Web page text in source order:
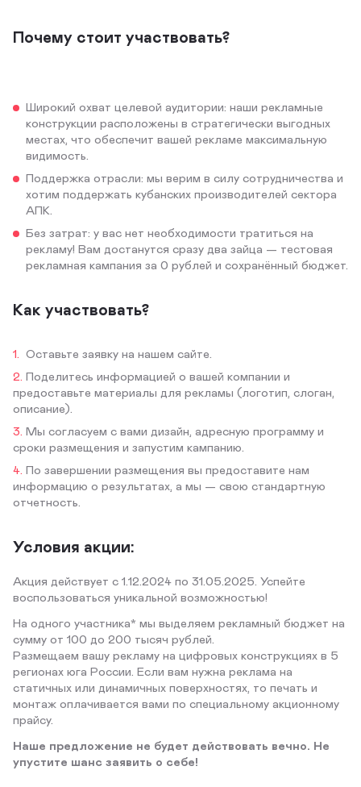
Почему стоит участвовать?
Широкий охват целевой аудитории: наши рекламные
конструкции расположены в стратегически выгодных
местах, что обеспечит вашей рекламе максимальную
видимость.
Поддержка отрасли: мы верим в силу сотрудничества и
хотим поддержать кубанских производителей сектора
АПК.
Без затрат: у вас нет необходимости тратиться на
рекламу! Вам достанутся сразу два зайца — тестовая
рекламная кампания за 0 рублей и сохранённый бюджет.
Как участвовать?
Оставьте заявку на нашем сайте.
Поделитесь информацией о вашей компании и
предоставьте материалы для рекламы (логотип, слоган,
описание).
Мы согласуем с вами дизайн, адресную программу и
сроки размещения и запустим кампанию.
По завершении размещения вы предоставите нам
информацию о результатах, а мы — свою стандартную
отчетность.
Условия акции:
Акция действует с 1.12.2024 по 31.05.2025. Успейте
воспользоваться уникальной возможностью!
На одного участника* мы выделяем рекламный бюджет на
сумму от 100 до 200 тысяч рублей.
Размещаем вашу рекламу на цифровых конструкциях в 5
регионах юга России. Если вам нужна реклама на
статичных или динамичных поверхностях, то печать и
монтаж оплачивается вами по специальному акционному
прайсу.
Наше предложение не будет действовать вечно. Не
упустите шанс заявить о себе!